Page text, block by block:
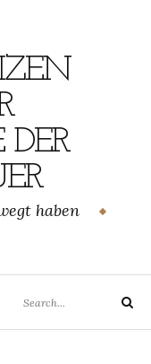
haben
for:
Search